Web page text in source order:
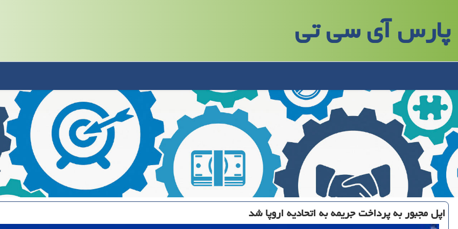
پارس آی سی تی
اپل مجبور به پرداخت جریمه به اتحادیه اروپا شد